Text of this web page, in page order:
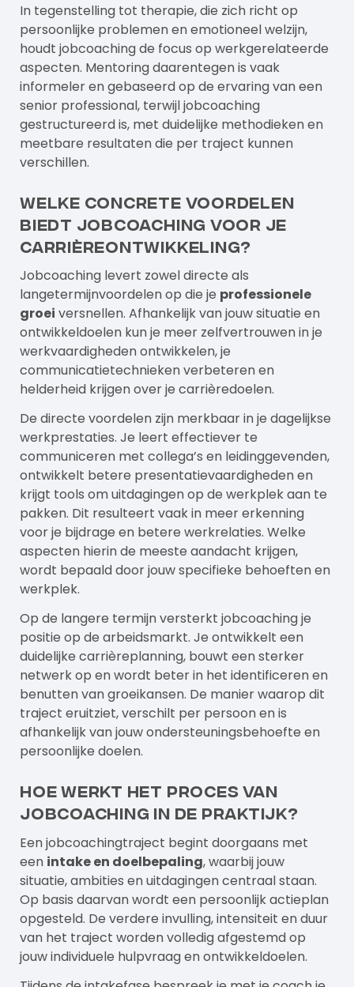
In tegenstelling tot therapie, die zich richt op
persoonlijke problemen en emotioneel welzijn,
houdt jobcoaching de focus op werkgerelateerde
aspecten. Mentoring daarentegen is vaak
informeler en gebaseerd op de ervaring van een
senior professional, terwijl jobcoaching
gestructureerd is, met duidelijke methodieken en
meetbare resultaten die per traject kunnen
verschillen.
Welke concrete voordelen
biedt jobcoaching voor je
carrièreontwikkeling?
Jobcoaching levert zowel directe als
langetermijnvoordelen op die je professionele
groei versnellen. Afhankelijk van jouw situatie en
ontwikkeldoelen kun je meer zelfvertrouwen in je
werkvaardigheden ontwikkelen, je
communicatietechnieken verbeteren en
helderheid krijgen over je carrièredoelen.
De directe voordelen zijn merkbaar in je dagelijkse
werkprestaties. Je leert effectiever te
communiceren met collega’s en leidinggevenden,
ontwikkelt betere presentatievaardigheden en
krijgt tools om uitdagingen op de werkplek aan te
pakken. Dit resulteert vaak in meer erkenning
voor je bijdrage en betere werkrelaties. Welke
aspecten hierin de meeste aandacht krijgen,
wordt bepaald door jouw specifieke behoeften en
werkplek.
Op de langere termijn versterkt jobcoaching je
positie op de arbeidsmarkt. Je ontwikkelt een
duidelijke carrièreplanning, bouwt een sterker
netwerk op en wordt beter in het identificeren en
benutten van groeikansen. De manier waarop dit
traject eruitziet, verschilt per persoon en is
afhankelijk van jouw ondersteuningsbehoefte en
persoonlijke doelen.
Hoe werkt het proces van
jobcoaching in de praktijk?
Een jobcoachingtraject begint doorgaans met
een intake en doelbepaling, waarbij jouw
situatie, ambities en uitdagingen centraal staan.
Op basis daarvan wordt een persoonlijk actieplan
opgesteld. De verdere invulling, intensiteit en duur
van het traject worden volledig afgestemd op
jouw individuele hulpvraag en ontwikkeldoelen.